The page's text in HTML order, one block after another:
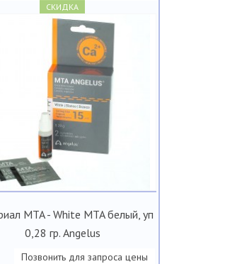
СКИДКА
MTA - White MTA белый, уп
0,28 гр. Angelus
Позвонить для запроса цены